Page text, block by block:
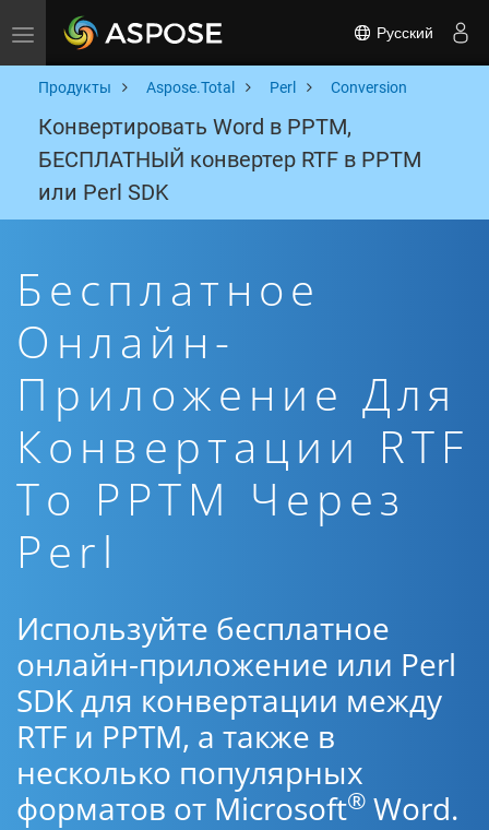
Toggle navigation Русский
Продукты Aspose.Total Perl Conversion
Конвертировать Word в PPTM,
БЕСПЛАТНЫЙ конвертер RTF в PPTM
или Perl SDK
Бесплатное
Онлайн-
Приложение Для
Конвертации RTF
To PPTM Через
Perl
Используйте бесплатное
онлайн-приложение или Perl
SDK для конвертации между
RTF и PPTM, а также в
несколько популярных
форматов от Microsoft® Word.